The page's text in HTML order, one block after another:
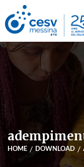
HOME DOWNLOAD